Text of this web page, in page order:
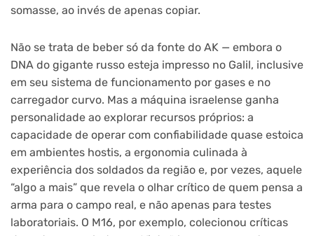
somasse, ao invés de apenas copiar.
Não se trata de beber só da fonte do AK — embora o
DNA do gigante russo esteja impresso no Galil, inclusive
em seu sistema de funcionamento por gases e no
carregador curvo. Mas a máquina israelense ganha
personalidade ao explorar recursos próprios: a
capacidade de operar com confiabilidade quase estoica
em ambientes hostis, a ergonomia culinada à
experiência dos soldados da região e, por vezes, aquele
“algo a mais” que revela o olhar crítico de quem pensa a
arma para o campo real, e não apenas para testes
laboratoriais. O M16, por exemplo, colecionou críticas